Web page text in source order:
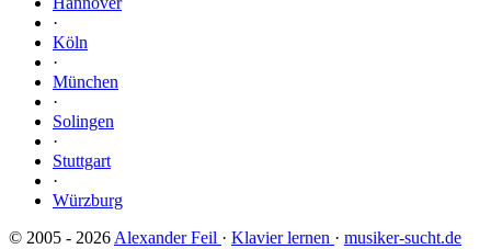
·
Köln
·
München
·
Solingen
·
Stuttgart
·
Würzburg
© 2005 - 2026Alexander Feil · Klavier lernen · musiker-sucht.de